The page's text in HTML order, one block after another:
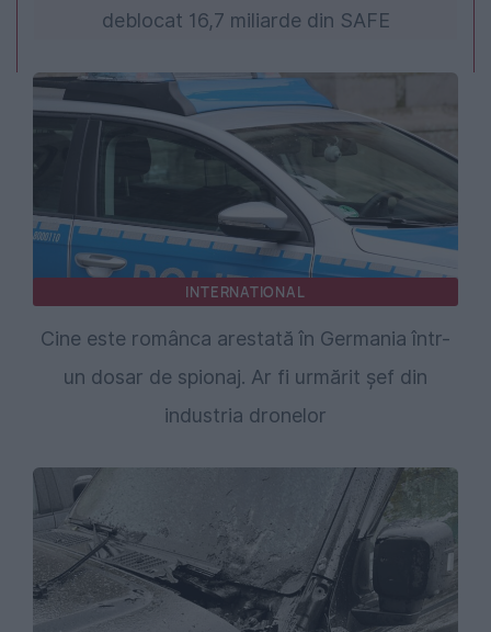
deblocat 16,7 miliarde din SAFE
INTERNATIONAL
Cine este românca arestată în Germania într-
un dosar de spionaj. Ar fi urmărit șef din
industria dronelor